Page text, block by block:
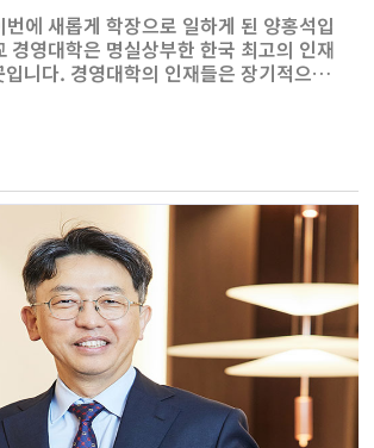
에 새롭게 학장으로 일하게 된 양홍석입
경영대학은 명실상부한 한국 최고의 인재
니다. 경영대학의 인재들은 장기적으로
대학은 졸업생들이 뛰어난 시스템 설계
교육하겠습니다. 대학은 세상의 정보
는 역할에 그치지 않고 미래를 위한 최
야 합니다. 서울대학교 경영대학은 미래를
를 준비하는 top-notch research를 통
제공할 수 있고, 이것은 한국에서 어느 대
교 경영대학에서 가장 잘할 수 있고 꼭 해
. 경영대학은 t..